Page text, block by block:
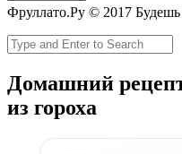
Фруллато.Ру © 2017 Будешь
Домашний
из гороха